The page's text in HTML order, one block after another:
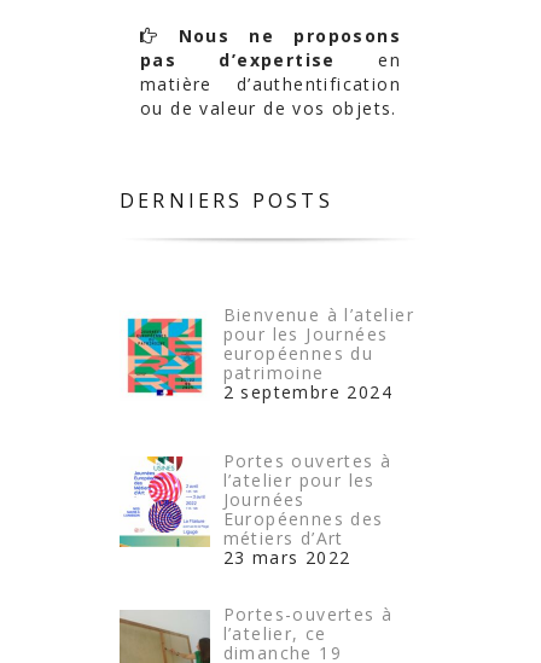
Nous ne proposons
pas d’expertiseen
matière d’authentification
ou de valeur de vos objets.
DERNIERS POSTS
Bienvenue à l’atelier
pour les Journées
européennes du
patrimoine
2 septembre 2024
Portes ouvertes à
l’atelier pour les
Journées
Européennes des
métiers d’Art
23 mars 2022
Portes-ouvertes à
l’atelier, ce
dimanche 19